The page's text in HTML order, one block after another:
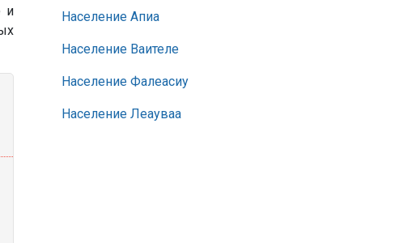
и
Население Апиа
Население Ваителе
Население Фалеасиу
Население Леауваа